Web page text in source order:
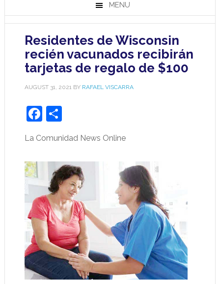
MENU
Residentes de Wisconsin
recién vacunados recibirán
tarjetas de regalo de $100
AUGUST 31, 2021BY RAFAEL VISCARRA
Facebook
Share
La Comunidad News Online